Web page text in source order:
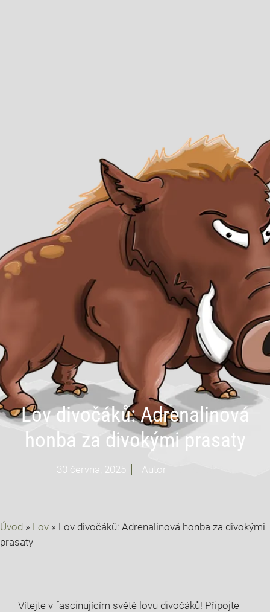
Lov divočáků: Adrenalinová
honba za divokými prasaty
30 června, 2025 Autor
Úvod » Lov » Lov divočáků: Adrenalinová honba za divokými
prasaty
Vítejte v‍ fascinujícím světě lovu divočáků! Připojte